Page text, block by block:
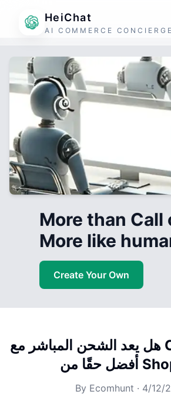
HeiChat
AI COMMERCE CONCIERGE
More than Call
More like
Create Your Own
هل يعد الشحن المباشر مع ClickFunnels
By Ecomhunt · 4/12/